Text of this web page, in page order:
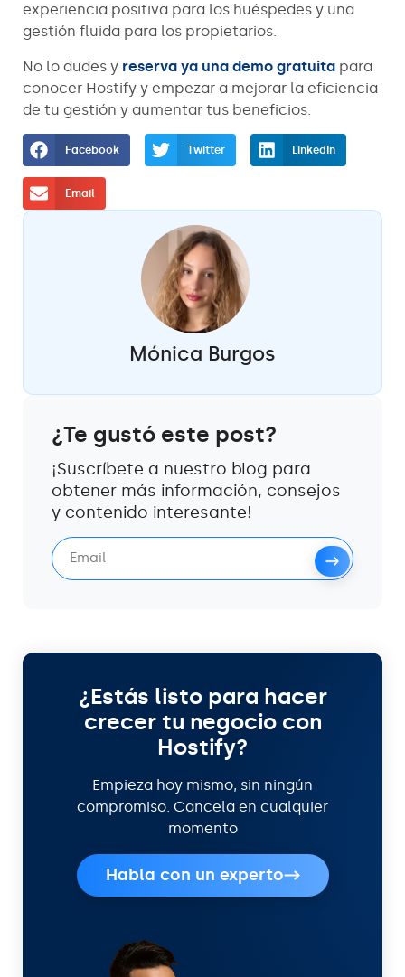
experiencia positiva para los huéspedes y una
gestión fluida para los propietarios.
No lo dudes y reserva ya una demo gratuita para
conocer Hostify y empezar a mejorar la eficiencia
de tu gestión y aumentar tus beneficios.
Facebook Twitter LinkedIn
Email
Mónica Burgos
¿Te gustó este post?
¡Suscríbete a nuestro blog para
obtener más información, consejos
y contenido interesante!
¿Estás listo para hacer
crecer tu negocio con
Hostify?
Empieza hoy mismo, sin ningún
compromiso. Cancela en cualquier
momento
Habla con un experto